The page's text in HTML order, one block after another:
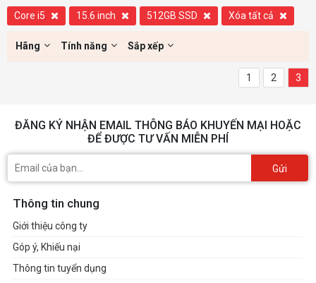
Core i5 15.6 inch 512GB SSD Xóa tất cả
Hãng Tính năng Sắp xếp
1 2 3
ĐĂNG KÝ NHẬN EMAIL THÔNG BÁO KHUYẾN MẠI HOẶC
ĐỂ ĐƯỢC TƯ VẤN MIỄN PHÍ
Gửi
Thông tin chung
Giới thiệu công ty
Góp ý, Khiếu nại
Thông tin tuyển dụng